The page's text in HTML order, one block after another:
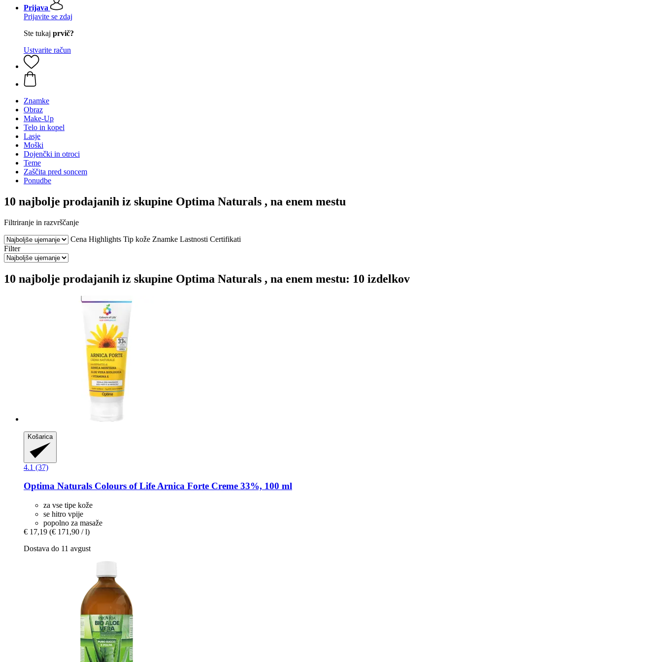
Prijava
Prijavite se zdaj
Ste tukaj prvič?
Ustvarite račun
Znamke
Obraz
Make-Up
Telo in kopel
Lasje
Moški
Dojenčki in otroci
Teme
Zaščita pred soncem
Ponudbe
10 najbolje prodajanih iz skupine Optima Naturals , na enem mestu
Filtriranje in razvrščanje
Cena Highlights Tip kože Znamke Lastnosti Certifikati
Filter
10 najbolje prodajanih iz skupine Optima Naturals , na enem mestu: 10 izdelkov
Košarica
4.1 (37)
Optima Naturals Colours of Life Arnica Forte Creme 33%, 100 ml
za vse tipe kože
se hitro vpije
popolno za masaže
€ 17,19 (€ 171,90 / l)
Dostava do 11 avgust